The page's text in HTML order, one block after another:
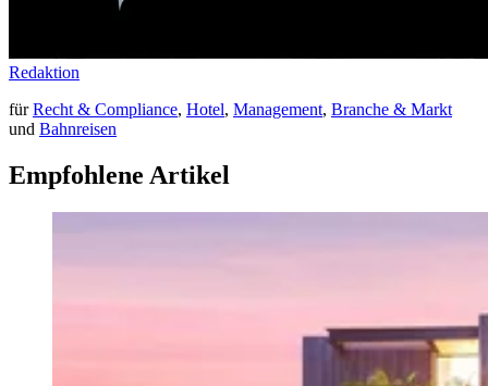
Redaktion
fürRecht & Compliance, Hotel, Management, Branche & Markt
und Bahnreisen
Empfohlene Artikel